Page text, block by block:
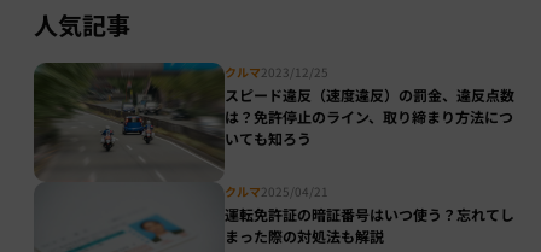
人気記事
クルマ2023/12/25
スピード違反（速度違反）の罰金、違反点数
は？免許停止のライン、取り締まり方法につ
いても知ろう
クルマ2025/04/21
運転免許証の暗証番号はいつ使う？忘れてし
まった際の対処法も解説